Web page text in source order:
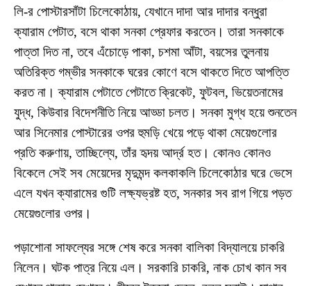
লি-র পোস্টারসাঁটা চিলেকোঠায়, যেখানে দাদা আর দাদার বন্ধুরা
ক্যারাম পেটাত, বসে থাকা সনকা প্রেফার করতেন। তারা সনকাকে
পাত্তা দিত না, তবে এঁচোড়ে পাকা, চশমা আঁটা, বয়সের তুলনায়
অতিরিক্ত গম্ভীর সনকাকে ঘরের কোণে বসে থাকতে দিতে আপত্তি
করত না। ক্যারাম পেটাতে পেটাতে ক্রিকেট, ফুটবল, ভিয়েতনামের
যুদ্ধ, কিউবার বিদেশনীতি নিয়ে আড্ডা চলত। সনকা মুগ্ধ হয়ে শুনতেন
আর সিনেমার পোস্টারের ওপর হুমড়ি খেয়ে পড়ে থাকা মেয়েগুলোর
প্রতি করুণায়, তাচ্ছিল্যে, তাঁর হৃদয় আর্দ্র হত। কোনও কোনও
বিকেলে সেই সব মেয়েদের মৃদুমন্দ কলকাকলি চিলেকোঠার ঘরে ভেসে
এলে যখন ক্যারামের গুটি লক্ষ্যভ্রষ্ট হত, সনকার সব রাগ গিয়ে পড়ত
মেয়েগুলোর ওপর।
পড়াশোনা সাফল্যের সঙ্গে শেষ করে সনকা বালিকা বিদ্যালয়ে চাকরি
নিলেন। ঘটক পাত্র নিয়ে এল। সরকারি চাকরি, নাক চোখ কান সব